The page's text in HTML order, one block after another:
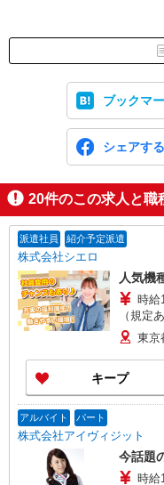
ブックマ
シェアする
20件のこの求人と職
派遣社員 紹介予定派遣
株式会社シエロ
人気機
時
（規定あり） ゜+゜・。○。
+゜ 入社祝
頂くと, イ
い・週
+゜・。
東京
キープ
アルバイト パート
株式会社アイヴィジット
今話題
時給